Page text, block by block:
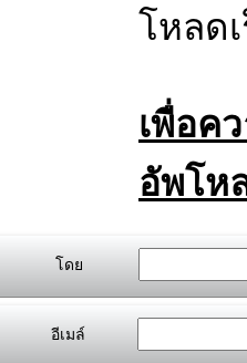
โหลด
เพื่อค
อัพโห
โดย
อีเมล์